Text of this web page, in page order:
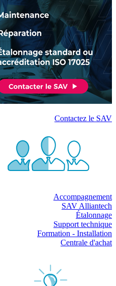
Contactez le SAV
Accompagnement
SAV Alliantech
Étalonnage
Support technique
Formation - Installation
Centrale d'achat